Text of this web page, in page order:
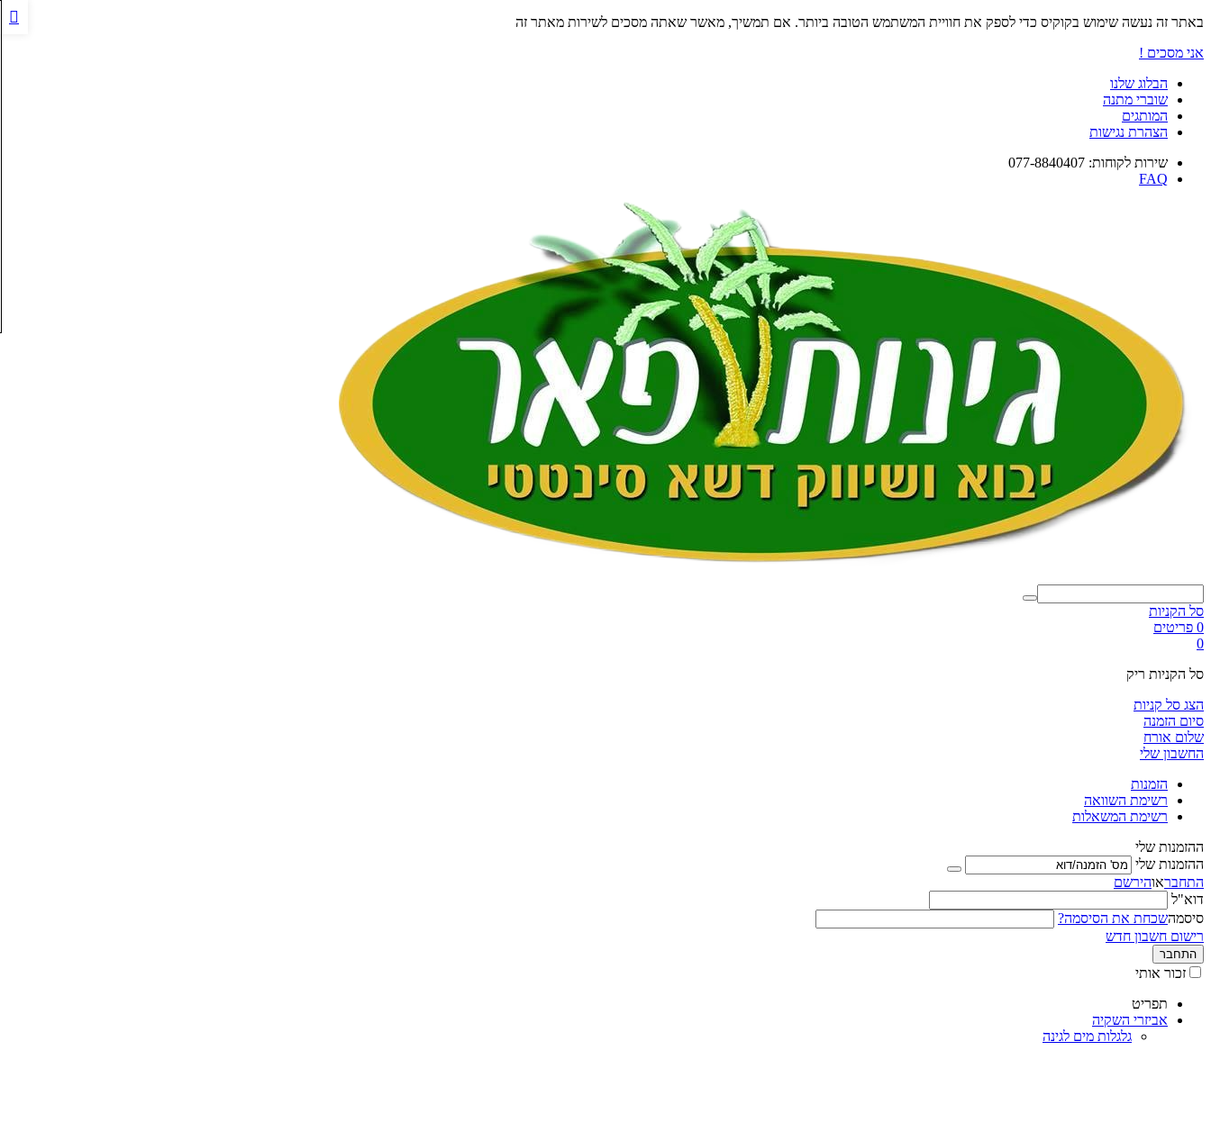
באתר זה נעשה שימוש בקוקיס כדי לספק את חוויית המשתמש הטובה ביותר. אם תמשיך, מאשר שאתה מסכים לשירות מאתר זה
אני מסכים !
הבלוג שלנו
שוברי מתנה
המותגים
הצהרת נגישות
שירות לקוחות: 077-8840407
FAQ
סל הקניות
0 פריטים
0
סל הקניות ריק
הצג סל קניות
סיום הזמנה
שלום אורח
החשבון שלי
הזמנות
רשימת השוואה
רשימת המשאלות
ההזמנות שלי
ההזמנות שלי
התחבראוהירשם
דוא"ל
סיסמהשכחת את הסיסמה?
רישום חשבון חדש
התחבר
זכור אותי
תפריט
אביזרי השקיה
גלגלות מים לגינה